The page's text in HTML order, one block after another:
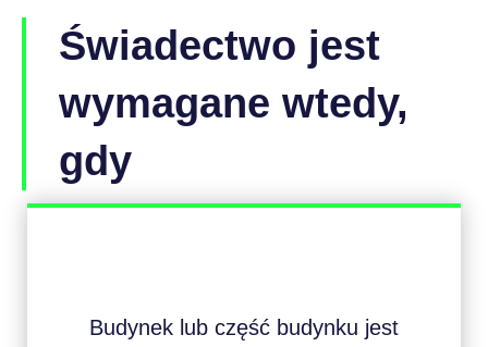
Świadectwo jest
wymagane wtedy,
gdy
Budynek lub część budynku jest